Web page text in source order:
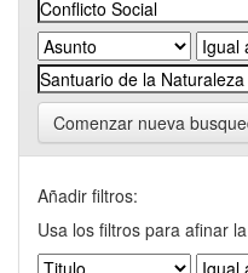
Comenzar nueva
Añadir filtros:
Usa los filtros para afinar